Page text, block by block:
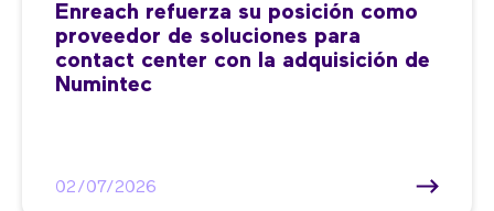
Enreach refuerza su posición como
proveedor de soluciones para
contact center con la adquisición de
Numintec
02/07/2026